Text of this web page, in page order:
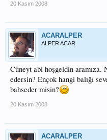
20 Kasım 2008
ACARALPER
ALPER ACAR
Cüneyt abi hoşgeldin
edersin? Ençok hangi balığı
bahseder misin?
20 Kasım 2008
ACARALPER